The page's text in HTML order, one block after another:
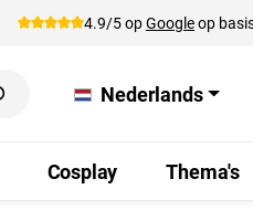
4.9/5 opGoogleop
Nederlands
Cosplay Thema's